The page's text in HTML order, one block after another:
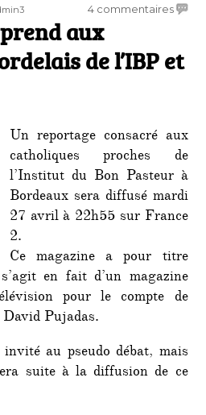
4 commentairessur
s’en
de
l’IBP
et
de
Dies
prend aux
de l’IBP et
Un reportage consacré aux
catholiques proches de
l’Institut du Bon Pasteur à
Bordeaux sera diffusé mardi
27 avril à 22h55 sur France
2.
Ce magazine a pour titre
en fait d’un magazine
pour le compte de
Pujadas.
au pseudo débat, mais
suite à la diffusion de ce